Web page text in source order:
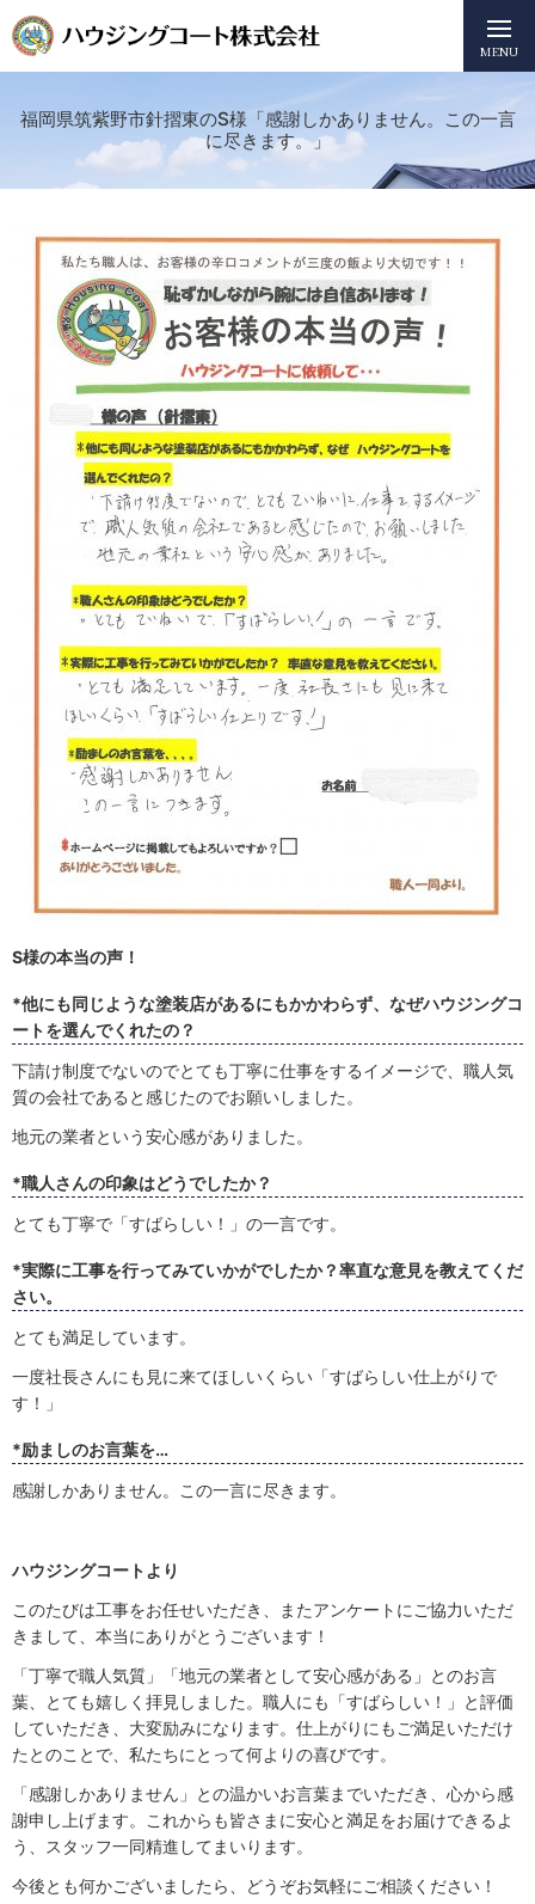
MENU
福岡県筑紫野市針摺東のS様「感謝しかありません。この一言
に尽きます。」
S様の本当の声！
*他にも同じような塗装店があるにもかかわらず、なぜハウジングコ
ートを選んでくれたの？
下請け制度でないのでとても丁寧に仕事をするイメージで、職人気
質の会社であると感じたのでお願いしました。
地元の業者という安心感がありました。
*職人さんの印象はどうでしたか？
とても丁寧で「すばらしい！」の一言です。
*実際に工事を行ってみていかがでしたか？率直な意見を教えてくだ
さい。
とても満足しています。
一度社長さんにも見に来てほしいくらい「すばらしい仕上がりで
す！」
*励ましのお言葉を…
感謝しかありません。この一言に尽きます。
ハウジングコートより
このたびは工事をお任せいただき、またアンケートにご協力いただ
きまして、本当にありがとうございます！
「丁寧で職人気質」「地元の業者として安心感がある」とのお言
葉、とても嬉しく拝見しました。職人にも「すばらしい！」と評価
していただき、大変励みになります。仕上がりにもご満足いただけ
たとのことで、私たちにとって何よりの喜びです。
「感謝しかありません」との温かいお言葉までいただき、心から感
謝申し上げます。これからも皆さまに安心と満足をお届けできるよ
う、スタッフ一同精進してまいります。
今後とも何かございましたら、どうぞお気軽にご相談ください！